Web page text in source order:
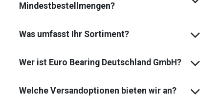
Mindest­bestell­mengen?
Was umfasst Ihr Sortiment?
Wer ist Euro Bearing Deutschland GmbH?
Welche Versandoptionen bieten wir an?